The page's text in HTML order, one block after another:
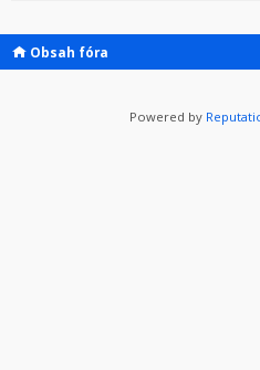
Obsah fóra
Powered by